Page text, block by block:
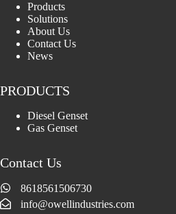
Products
Solutions
About Us
Contact Us
News
PRODUCTS
Diesel Genset
Gas Genset
Contact Us
8618561506730
info@owellindustries.com